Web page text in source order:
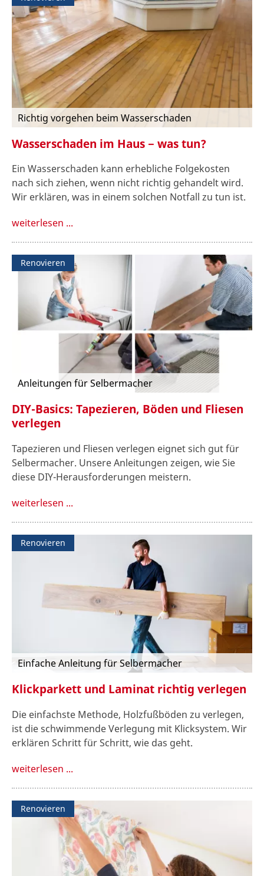
Richtig vorgehen beim Wasserschaden
Wasserschaden im Haus − was tun?
Ein Wasserschaden kann erhebliche Folgekosten
nach sich ziehen, wenn nicht richtig gehandelt wird.
Wir erklären, was in einem solchen Notfall zu tun ist.
weiterlesen ...
Renovieren
Anleitungen für Selbermacher
DIY-Basics: Tapezieren, Böden und Fliesen
verlegen
Tapezieren und Fliesen verlegen eignet sich gut für
Selbermacher. Unsere Anleitungen zeigen, wie Sie
diese DIY-Herausforderungen meistern.
weiterlesen ...
Renovieren
Einfache Anleitung für Selbermacher
Klickparkett und Laminat richtig verlegen
Die einfachste Methode, Holzfußböden zu verlegen,
ist die schwimmende Verlegung mit Klicksystem. Wir
erklären Schritt für Schritt, wie das geht.
weiterlesen ...
Renovieren